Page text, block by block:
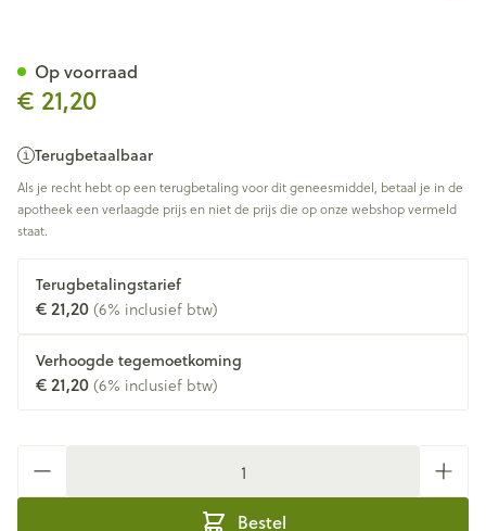
€ 21,20
Terugbetaalbaar
Als je recht hebt op een terugbetaling voor dit geneesmiddel, betaal je in de
apotheek een verlaagde prijs en niet de prijs die op onze webshop vermeld
staat.
Terugbetalingstarief
€ 21,20(6% inclusief btw)
Verhoogde tegemoetkoming
€ 21,20(6% inclusief btw)
Bestel
Op voorraad